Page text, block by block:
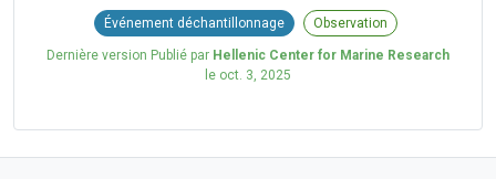
Événement déchantillonnage Observation
Dernière version Publié par Hellenic Center for Marine Research
le oct. 3, 2025